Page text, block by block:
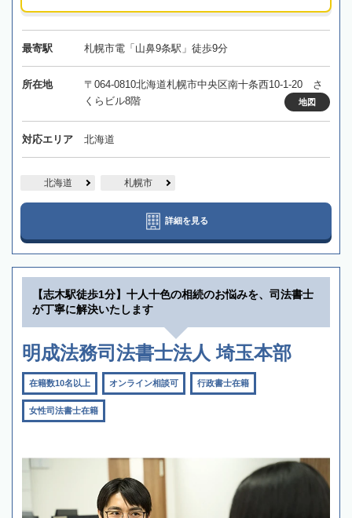
最寄駅 札幌市電「山鼻9条駅」徒歩9分
所在地
〒064-0810北海道札幌市中央区南十条西10-1-20 さ
くらビル8階
地図
対応エリア 北海道
北海道 札幌市
詳細を見る
【志木駅徒歩1分】十人十色の相続のお悩みを、司法書士
が丁寧に解決いたします
明成法務司法書士法人 埼玉本部
在籍数10名以上 オンライン相談可 行政書士在籍
女性司法書士在籍